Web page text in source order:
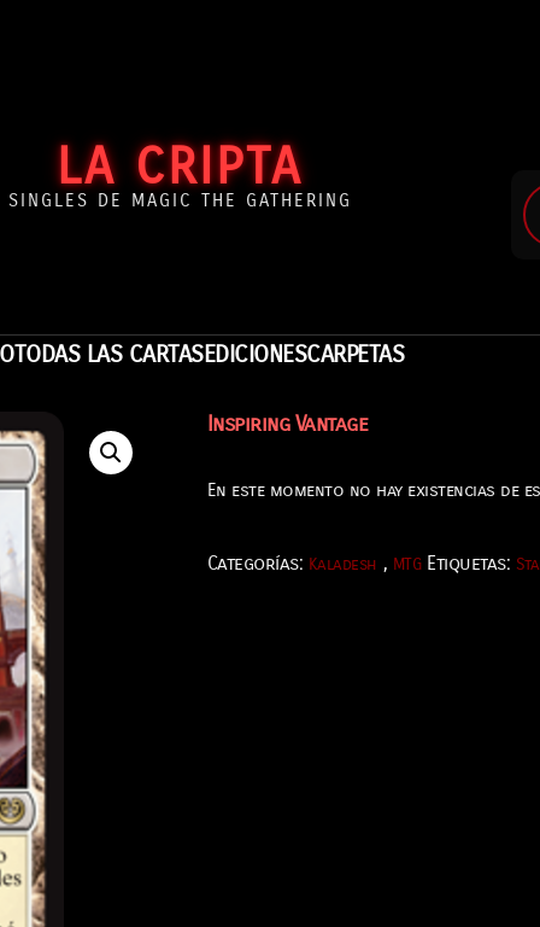
LA CRIPTA
SINGLES DE MAGIC THE GATHERING
TODAS LAS CARTASEDICIONESCARPETAS
Inspiring Vantage
En este momento no hay existencias de
Categorías: Kaladesh , MTG Etiquetas: